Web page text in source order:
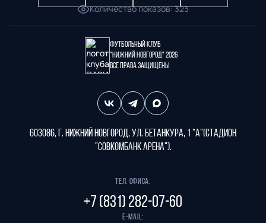
Количество показов:323
Футбольный клуб
"Нижний Новгород" 2026
Все права защищены
603086, г. Нижний Новгород, ул. Бетанкура, 1 "А"(стадион
"СОВКОМБАНК АРЕНА").
Тел. офиса:
+7 (831) 282-07-60
E-mail: